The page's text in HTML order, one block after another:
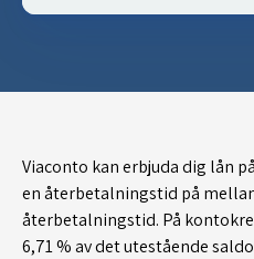
Viaconto kan erbjuda dig lån
en återbetalningstid på
återbetalningstid. På
6,71 % av det utestående